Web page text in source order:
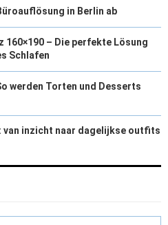
in Berlin ab
– Die perfekte Lösung
Schlafen
werden Torten und Desserts
van inzicht naar dagelijkse outfits